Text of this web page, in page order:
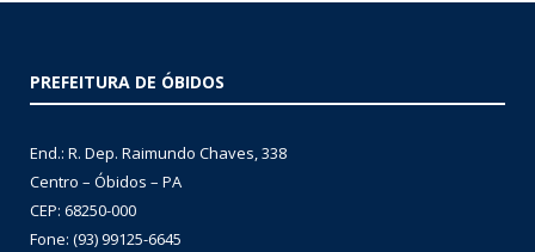
PREFEITURA DE ÓBIDOS
End.: R. Dep. Raimundo Chaves, 338
Centro – Óbidos – PA
CEP: 68250-000
Fone: (93) 99125-6645